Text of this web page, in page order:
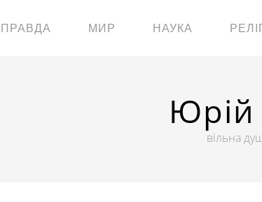
ПРАВДА МИР НАУКА
вільна